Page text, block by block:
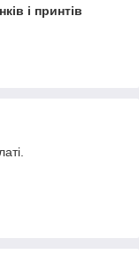
і принтів